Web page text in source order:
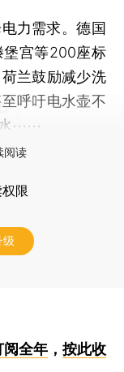
力需求。德国
堡宫等200座标
兰鼓励减少洗
呼吁电水壶不
水⋯⋯
阅读
限
级
阅全年， 按此收